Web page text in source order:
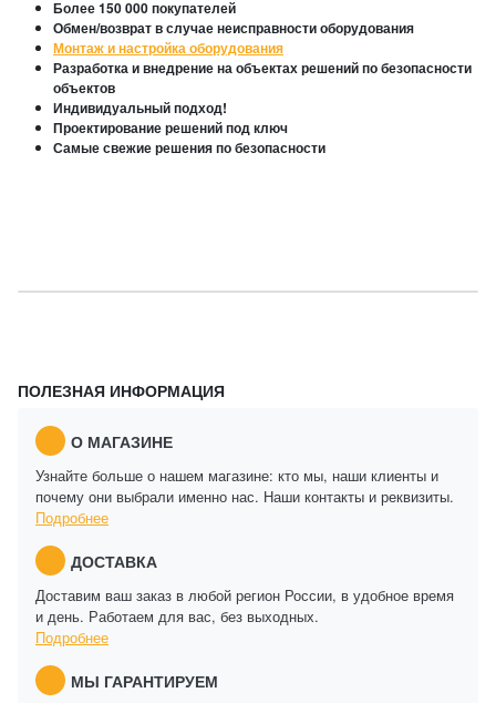
Более 150 000 покупателей
Обмен/возврат в случае неисправности оборудования
Монтаж и настройка оборудования
Разработка и внедрение на объектах решений по безопасности
объектов
Индивидуальный подход!
Проектирование решений под ключ
Самые свежие решения по безопасности
ПОЛЕЗНАЯ ИНФОРМАЦИЯ
О МАГАЗИНЕ
Узнайте больше о нашем магазине: кто мы, наши клиенты и
почему они выбрали именно нас. Наши контакты и реквизиты.
Подробнее
ДОСТАВКА
Доставим ваш заказ в любой регион России, в удобное время
и день. Работаем для вас, без выходных.
Подробнее
МЫ ГАРАНТИРУЕМ